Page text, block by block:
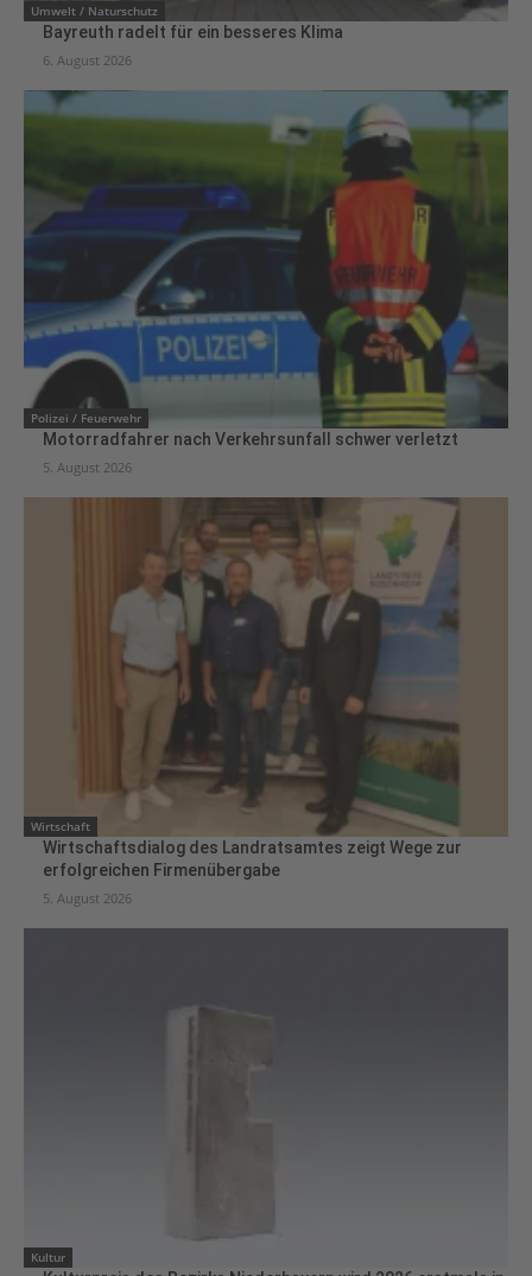
Umwelt / Naturschutz
Bayreuth radelt für ein besseres Klima
6. August 2026
Polizei / Feuerwehr
Motorradfahrer nach Verkehrsunfall schwer verletzt
5. August 2026
Wirtschaft
Wirtschaftsdialog des Landratsamtes zeigt Wege zur
erfolgreichen Firmenübergabe
5. August 2026
Kultur